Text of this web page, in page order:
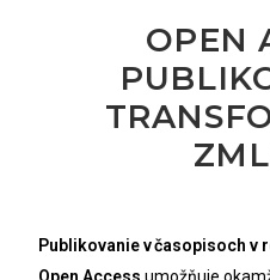
OPEN
Publikovanie v časopisoch v